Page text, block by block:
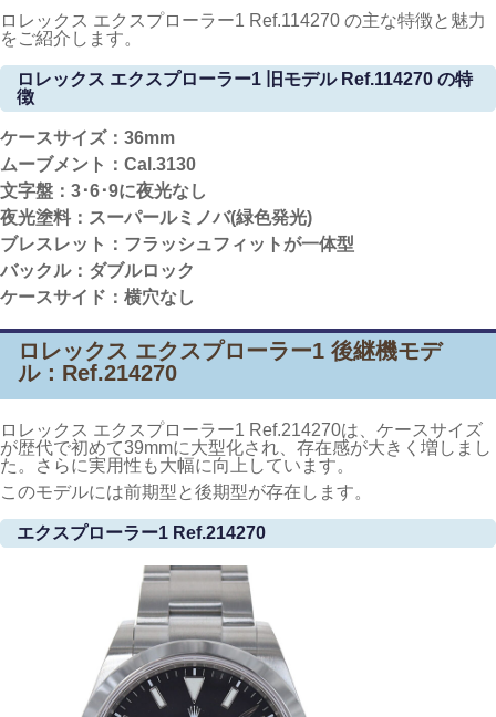
ロレックス エクスプローラー1 Ref.114270 の主な特徴と魅力
をご紹介します。
ロレックス エクスプローラー1 旧モデル Ref.114270 の特
徴
ケースサイズ：36mm
ムーブメント：Cal.3130
文字盤：3･6･9に夜光なし
夜光塗料：スーパールミノバ(緑色発光)
ブレスレット：フラッシュフィットが一体型
バックル：ダブルロック
ケースサイド：横穴なし
ロレックス エクスプローラー1 後継機モデ
ル：Ref.214270
ロレックス エクスプローラー1 Ref.214270は、ケースサイズ
が歴代で初めて39mmに大型化され、存在感が大きく増しまし
た。さらに実用性も大幅に向上しています。
このモデルには前期型と後期型が存在します。
エクスプローラー1 Ref.214270